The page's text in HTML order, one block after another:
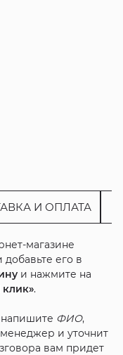
И ОПЛАТА
магазине
его в
и нажмите на
клик».
напишите ФИО,
и уточнит
вам придет